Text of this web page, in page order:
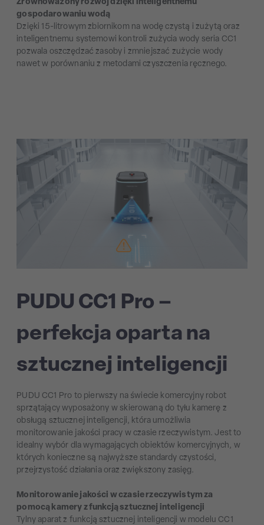
Zrównoważony rozwój dzięki inteligentnemu
gospodarowaniu wodą
Dzięki 15-litrowym zbiornikom na wodę czystą i zużytą oraz
inteligentnemu systemowi kontroli zużycia wody seria CC1
pozwala oszczędzać zasoby i zmniejszać zużycie wody
nawet w porównaniu z metodami czyszczenia ręcznego.
PUDU CC1 Pro –
perfekcja oparta na
sztucznej inteligencji
PUDU CC1 Pro to pierwszy na świecie komercyjny robot
sprzątający wyposażony w skierowaną do tyłu kamerę z
obsługą sztucznej inteligencji, która umożliwia
monitorowanie jakości pracy w czasie rzeczywistym. Jest to
idealny wybór dla wymagających obiektów komercyjnych, w
których konieczne są najwyższe standardy czystości,
przejrzystość działania oraz zwiększony zasięg.
Monitorowanie jakości w czasie rzeczywistym za
pomocą kamery z funkcją sztucznej inteligencji
Tylny aparat z funkcją sztucznej inteligencji w modelu CC1